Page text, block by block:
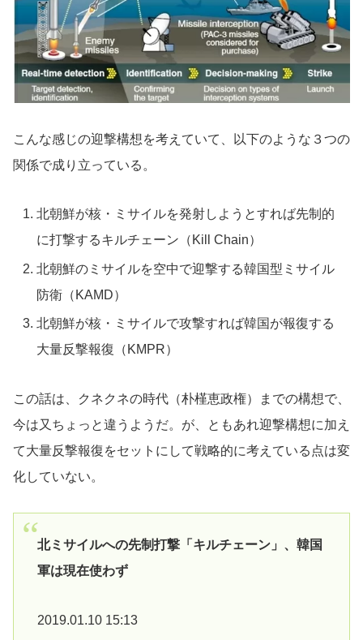
こんな感じの迎撃構想を考えていて、以下のような３つの
関係で成り立っている。
北朝鮮が核・ミサイルを発射しようとすれば先制的
に打撃するキルチェーン（Kill Chain）
北朝鮮のミサイルを空中で迎撃する韓国型ミサイル
防衛（KAMD）
北朝鮮が核・ミサイルで攻撃すれば韓国が報復する
大量反撃報復（KMPR）
この話は、クネクネの時代（朴槿恵政権）までの構想で、
今は又ちょっと違うようだ。が、ともあれ迎撃構想に加え
て大量反撃報復をセットにして戦略的に考えている点は変
化していない。
北ミサイルへの先制打撃「キルチェーン」、韓国
軍は現在使わず
2019.01.10 15:13